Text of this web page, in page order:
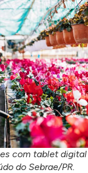
com tablet digital
do Sebrae/PR.